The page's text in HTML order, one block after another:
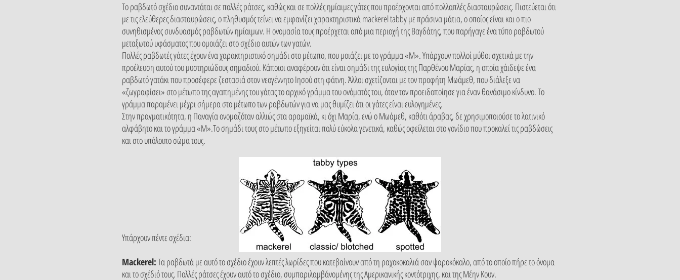
Το ραβδωτό σχέδιο συναντάται σε πολλές ράτσες, καθώς και σε πολλές ημίαιμες γάτες που προέρχονται από πολλαπλές διασταυρώσεις. Πιστεύεται ότι
με τις ελεύθερες διασταυρώσεις, ο πληθυσμός τείνει να εμφανίζει χαρακτηριστικά mackerel tabby με πράσινα μάτια, ο οποίος είναι και ο πιο
συνηθισμένος συνδυασμός ραβδωτών ημίαιμων. Η ονομασία τους προέρχεται από μια περιοχή της Βαγδάτης, που παρήγαγε ένα τύπο ραβδωτού
μεταξωτού υφάσματος που ομοιάζει στο σχέδιο αυτών των γατών.
Πολλές ραβδωτές γάτες έχουν ένα χαρακτηριστικό σημάδι στο μέτωπο, που μοιάζει με το γράμμα «Μ». Υπάρχουν πολλοί μύθοι σχετικά με την
προέλευση αυτού του μυστηριώδους σημαδιού. Κάποιοι αναφέρουν ότι είναι σημάδι της ευλογίας της Παρθένου Μαρίας, η οποία χάιδεψε ένα
ραβδωτό γατάκι που προσέφερε ζεστασιά στον νεογέννητο Ιησού στη φάτνη. Άλλοι σχετίζονται με τον προφήτη Μωάμεθ, που διάλεξε να
«ζωγραφίσει» στο μέτωπο της αγαπημένης του γάτας το αρχικό γράμμα του ονόματός του, όταν τον προειδοποίησε για έναν θανάσιμο κίνδυνο. Το
γράμμα παραμένει μέχρι σήμερα στο μέτωπο των ραβδωτών για να μας θυμίζει ότι οι γάτες είναι ευλογημένες.
Στην πραγματικότητα, η Παναγία ονομαζόταν αλλιώς στα αραμαϊκά, κι όχι Μαρία, ενώ ο Μωάμεθ, καθότι άραβας, δε χρησιμοποιούσε το λατινικό
αλφάβητο και το γράμμα «Μ».Το σημάδι τους στο μέτωπο εξηγείται πολύ εύκολα γενετικά, καθώς οφείλεται στο γονίδιο που προκαλεί τις ραβδώσεις
και στο υπόλοιπο σώμα τους.
Υπάρχουν πέντε σχέδια:
Mackerel:Τα ραβδωτά με αυτό το σχέδιο έχουν λεπτές λωρίδες που κατεβαίνουν από τη ραχοκοκαλιά σαν ψαροκόκαλο, από το οποίο πήρε το όνομα
και το σχέδιό τους. Πολλές ράτσες έχουν αυτό το σχέδιο, συμπαριλαμβάνομένης της Αμερικανικής κοντότριχης, και της Μέην Κουν.